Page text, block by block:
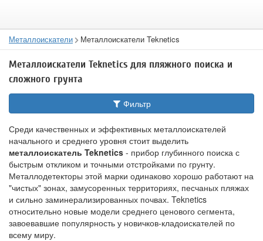
Металлоискатели Металлоискатели Teknetics
Металлоискатели Teknetics для пляжного поиска и
сложного грунта
Фильтр
Среди качественных и эффективных металлоискателей
начального и среднего уровня стоит выделить
металлоискатель Teknetics - прибор глубинного поиска с
быстрым откликом и точными отстройками по грунту.
Металлодетекторы этой марки одинаково хорошо работают на
"чистых" зонах, замусоренных территориях, песчаных пляжах
и сильно заминерализированных почвах. Teknetics
относительно новые модели среднего ценового сегмента,
завоевавшие популярность у новичков-кладоискателей по
всему миру.